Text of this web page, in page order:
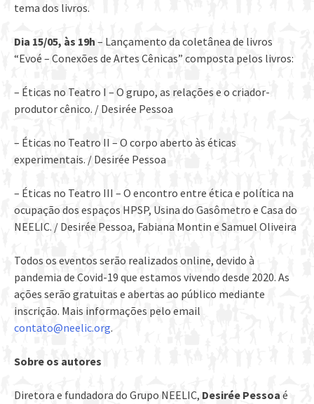
tema dos livros.
Dia 15/05, às 19h – Lançamento da coletânea de livros
“Evoé – Conexões de Artes Cênicas” composta pelos livros:
– Éticas no Teatro I – O grupo, as relações e o criador-
produtor cênico. / Desirée Pessoa
– Éticas no Teatro II – O corpo aberto às éticas
experimentais. / Desirée Pessoa
– Éticas no Teatro III – O encontro entre ética e política na
ocupação dos espaços HPSP, Usina do Gasômetro e Casa do
NEELIC. / Desirée Pessoa, Fabiana Montin e Samuel Oliveira
Todos os eventos serão realizados online, devido à
pandemia de Covid-19 que estamos vivendo desde 2020. As
ações serão gratuitas e abertas ao público mediante
inscrição. Mais informações pelo email
contato@neelic.org.
Sobre os autores
Diretora e fundadora do Grupo NEELIC, Desirée Pessoa é